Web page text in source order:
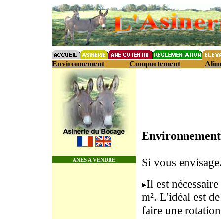
Environnement Comportement
ANES A VENDRE
Si vous
Il est
m². L'idéal est
faire une